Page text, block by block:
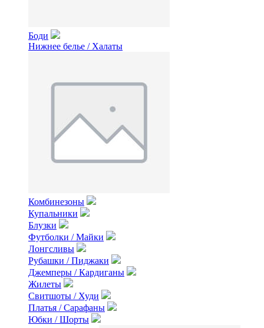
Боди
Нижнее белье / Халаты
Комбинезоны
Купальники
Блузки
Футболки / Майки
Лонгсливы
Рубашки / Пиджаки
Джемперы / Кардиганы
Жилеты
Свитшоты / Худи
Платья / Сарафаны
Юбки / Шорты